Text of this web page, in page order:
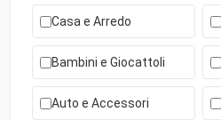
Casa e Arredo
Bambini e Giocattoli
Auto e Accessori